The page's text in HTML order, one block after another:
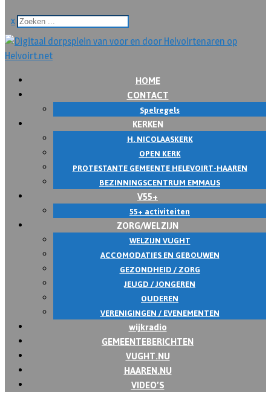
x
HOME
CONTACT
Spelregels
KERKEN
H. NICOLAASKERK
OPEN KERK
PROTESTANTE GEMEENTE HELEVOIRT-HAAREN
BEZINNINGSCENTRUM EMMAUS
V55+
55+ activiteiten
ZORG/WELZIJN
WELZIJN VUGHT
ACCOMODATIES EN GEBOUWEN
GEZONDHEID / ZORG
JEUGD / JONGEREN
OUDEREN
VERENIGINGEN / EVENEMENTEN
wijkradio
GEMEENTEBERICHTEN
VUGHT.NU
HAAREN.NU
VIDEO’S